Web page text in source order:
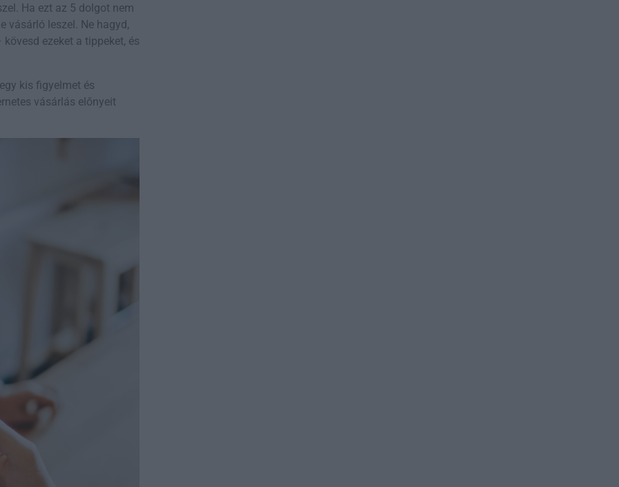
Ha ezt az 5 dolgot nem
vásárló leszel. Ne hagyd,
ezeket a tippeket, és
kis figyelmet és
vásárlás előnyeit